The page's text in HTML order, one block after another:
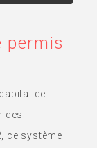
permis
de
des
ce système